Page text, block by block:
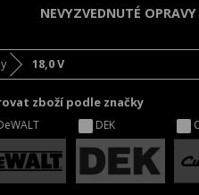
NEVYZVEDNUTÉ OPRAVY
18,0 V
zboží podle značky
DEK